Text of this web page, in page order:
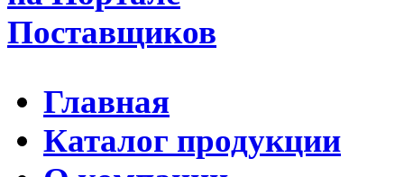
Главная
Каталог продукции